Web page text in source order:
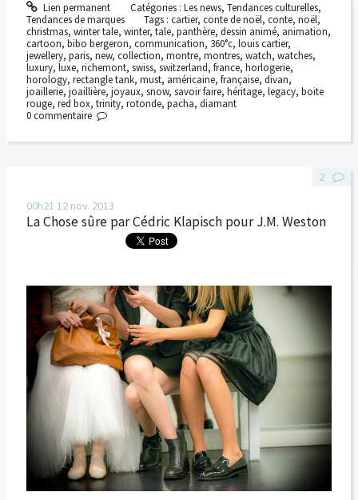
Lien permanent Catégories : Les news, Tendances culturelles,
Tendances de marques
Tags :cartier,conte de noël,conte,noël,
christmas, winter tale, winter, tale, panthère, dessin animé, animation,
cartoon, bibo bergeron, communication, 360°c, louis cartier,
jewellery, paris, new, collection, montre, montres, watch, watches,
luxury, luxe, richemont, swiss, switzerland, france, horlogerie,
horology, rectangle tank, must, américaine, française, divan,
joaillerie, joaillière, joyaux, snow, savoir faire, héritage, legacy, boite
rouge, red box, trinity, rotonde, pacha, diamant
0 commentaire
00h21 12 nov. 2013
La Chose sûre par Cédric Klapisch pour J.M. Weston
2